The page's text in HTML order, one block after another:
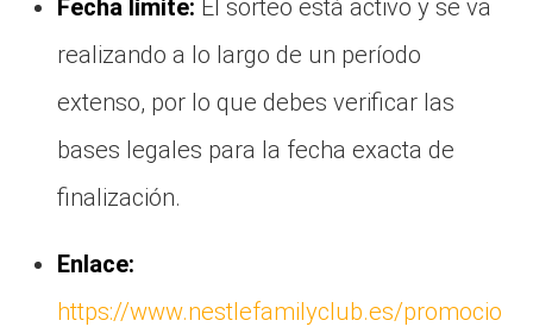
Fecha límite: El sorteo está activo y se va
realizando a lo largo de un período
extenso, por lo que debes verificar las
bases legales para la fecha exacta de
finalización.
Enlace:
https://www.nestlefamilyclub.es/promocio